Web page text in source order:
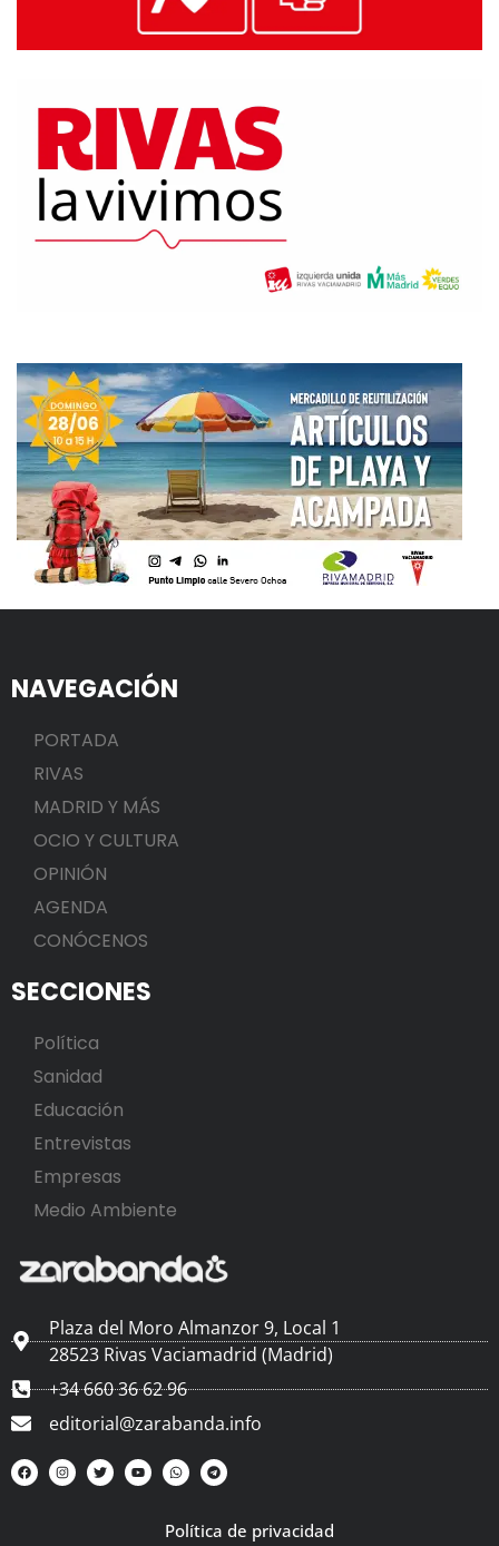
NAVEGACIÓN
PORTADA
RIVAS
MADRID Y MÁS
OCIO Y CULTURA
OPINIÓN
AGENDA
CONÓCENOS
SECCIONES
Política
Sanidad
Educación
Entrevistas
Empresas
Medio Ambiente
Plaza del Moro Almanzor 9, Local 1
28523 Rivas Vaciamadrid (Madrid)
+34 660 36 62 96
editorial@zarabanda.info
Política de privacidad